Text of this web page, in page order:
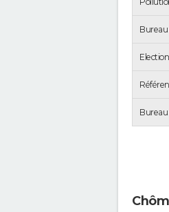
Bureau
Bureau